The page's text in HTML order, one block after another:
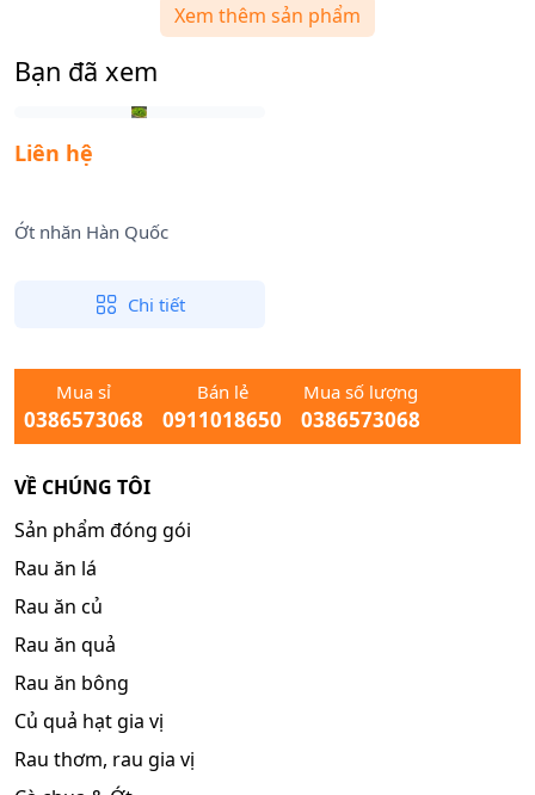
Xem thêm sản phẩm
Bạn đã xem
Liên hệ
Ớt nhăn Hàn Quốc
Chi tiết
Mua sỉ
0386573068
Bán lẻ
0911018650
Mua số lượng
0386573068
VỀ CHÚNG TÔI
Sản phẩm đóng gói
Rau ăn lá
Rau ăn củ
Rau ăn quả
Rau ăn bông
Củ quả hạt gia vị
Rau thơm, rau gia vị